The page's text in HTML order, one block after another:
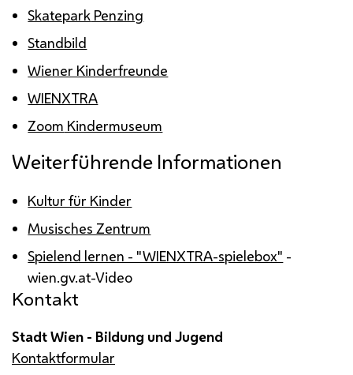
Skatepark Penzing
Standbild
Wiener Kinderfreunde
WIENXTRA
Zoom Kindermuseum
Weiterführende Informationen
Kultur für Kinder
Musisches Zentrum
Spielend lernen - "WIENXTRA-spielebox" -
wien.gv.at-Video
Kontakt
Stadt Wien - Bildung und Jugend
Kontaktformular